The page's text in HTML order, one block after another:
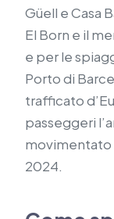
Güell e Casa
El Born e il
e per le
Porto di
trafficato
passeggeri
movimentato
2024.